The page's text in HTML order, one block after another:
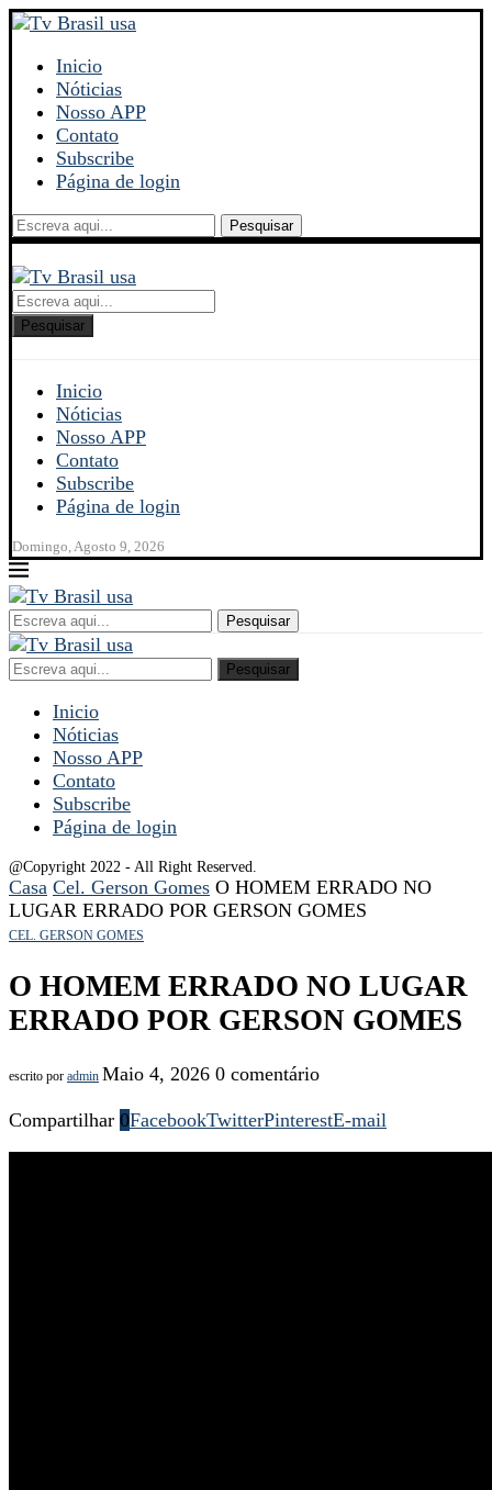
Inicio
Nóticias
Nosso APP
Contato
Subscribe
Página de login
Pesquisar
Pesquisar
Inicio
Nóticias
Nosso APP
Contato
Subscribe
Página de login
Domingo, Agosto 9, 2026
Pesquisar
Pesquisar
Inicio
Nóticias
Nosso APP
Contato
Subscribe
Página de login
@Copyright 2022 - All Right Reserved.
Casa Cel. Gerson Gomes O HOMEM ERRADO NO
LUGAR ERRADO POR GERSON GOMES
CEL. GERSON GOMES
O HOMEM ERRADO NO LUGAR
ERRADO POR GERSON GOMES
escrito por admin Maio 4, 2026 0 comentário
Compartilhar 0FacebookTwitterPinterestE-mail